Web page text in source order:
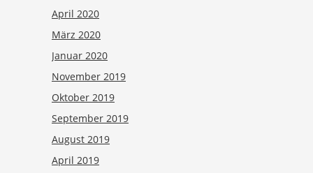
April 2020
März 2020
Januar 2020
November 2019
Oktober 2019
September 2019
August 2019
April 2019